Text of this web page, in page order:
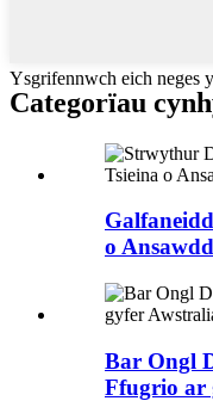
Ysgrifennwch eich neges
Categorïau
o
Bar Ongl
Ffugrio ar